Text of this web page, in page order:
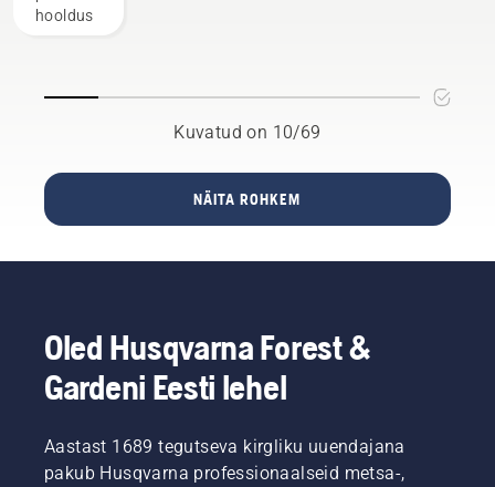
vähendavad
hooldus
Kuvatud on 10/69
NÄITA ROHKEM
Oled Husqvarna Forest &
Gardeni Eesti lehel
Aastast 1689 tegutseva kirgliku uuendajana
pakub Husqvarna professionaalseid metsa-,